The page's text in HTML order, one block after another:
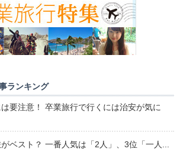
ランキング
要注意！ 卒業旅行で行くには治安が気に
ベスト？ 一番人気は「2人」、3位「一人...